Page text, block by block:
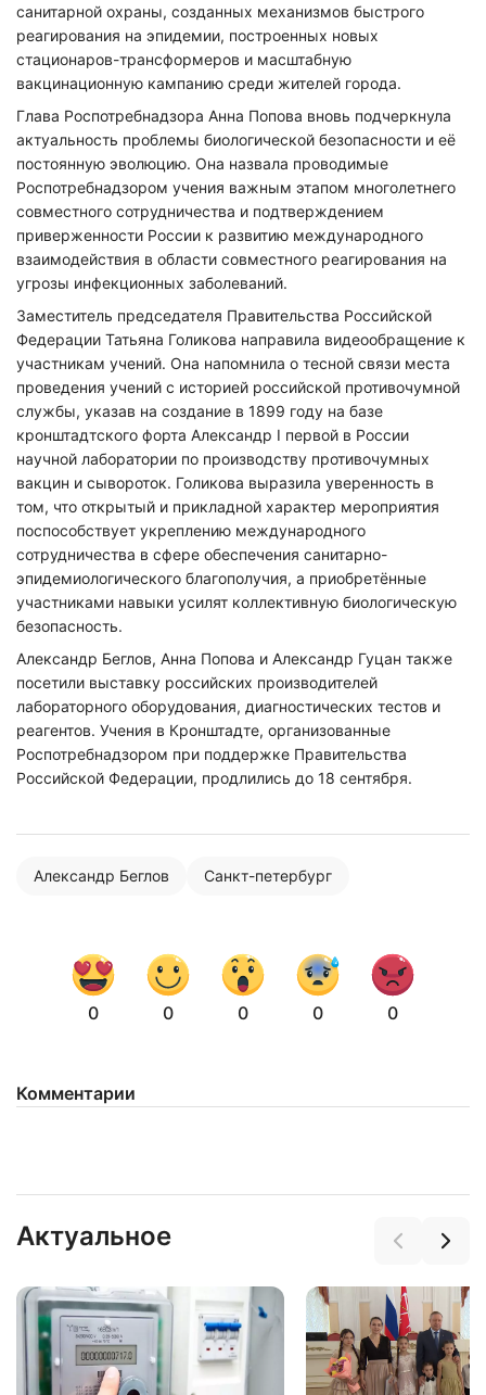
санитарной охраны, созданных механизмов быстрого
реагирования на эпидемии, построенных новых
стационаров-трансформеров и масштабную
вакцинационную кампанию среди жителей города.
Глава Роспотребнадзора Анна Попова вновь подчеркнула
актуальность проблемы биологической безопасности и её
постоянную эволюцию. Она назвала проводимые
Роспотребнадзором учения важным этапом многолетнего
совместного сотрудничества и подтверждением
приверженности России к развитию международного
взаимодействия в области совместного реагирования на
угрозы инфекционных заболеваний.
Заместитель председателя Правительства Российской
Федерации Татьяна Голикова направила видеообращение к
участникам учений. Она напомнила о тесной связи места
проведения учений с историей российской противочумной
службы, указав на создание в 1899 году на базе
кронштадтского форта Александр I первой в России
научной лаборатории по производству противочумных
вакцин и сывороток. Голикова выразила уверенность в
том, что открытый и прикладной характер мероприятия
поспособствует укреплению международного
сотрудничества в сфере обеспечения санитарно-
эпидемиологического благополучия, а приобретённые
участниками навыки усилят коллективную биологическую
безопасность.
Александр Беглов, Анна Попова и Александр Гуцан также
посетили выставку российских производителей
лабораторного оборудования, диагностических тестов и
реагентов. Учения в Кронштадте, организованные
Роспотребнадзором при поддержке Правительства
Российской Федерации, продлились до 18 сентября.
Александр Беглов Санкт-петербург
0 0 0 0 0
Комментарии
Актуальное
Нажимая на кнопку "Отправить" вы
соглашаетесь с политикой конфиденциальности